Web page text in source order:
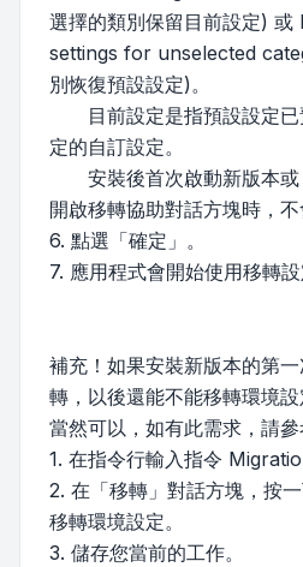
選擇的類別保留目前設定)
settings for unselected
別恢復預設設定)。
目前設定是指預設設定已
定的自訂設定。
安裝後首次啟動新版本或
開啟移轉協助對話方塊時，不
6. 點選「確定」。
7. 應用程式會開始使用移轉設
補充！如果安裝新版本的第
轉，以後還能不能移轉環境設
當然可以，如有此需求，請參
1. 在指令行輸入指令
2. 在「移轉」對話方塊，按
移轉環境設定。
3. 儲存您當前的工作。